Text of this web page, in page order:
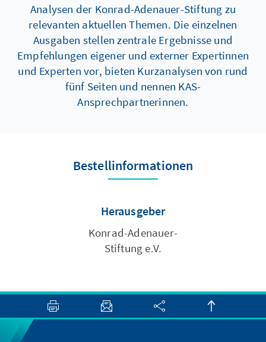
Analysen der Konrad-Adenauer-Stiftung zu
relevanten aktuellen Themen. Die einzelnen
Ausgaben stellen zentrale Ergebnisse und
Empfehlungen eigener und externer Expertinnen
und Experten vor, bieten Kurzanalysen von rund
fünf Seiten und nennen KAS-
Ansprechpartnerinnen.
Bestellinformationen
Herausgeber
Konrad-Adenauer-
Stiftung e.V.